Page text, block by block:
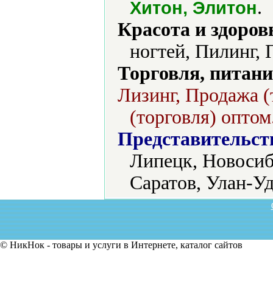
Хитон, Элитон.
Красота и
ногтей, Пилинг,
Торговля,
Лизинг, Продажа
(торговля)
Липецк,
Саратов, Улан-
© НикНок - товары и услуги в Интернете, каталог сайтов